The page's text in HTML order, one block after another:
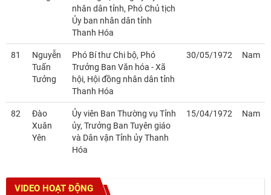
nhân dân tỉnh, Phó Chủ tịch
Ủy ban nhân dân tỉnh
Thanh Hóa
81
Nguyễn
Tuấn
Tưởng
Phó Bí thư Chi bộ, Phó
Trưởng Ban Văn hóa - Xã
hội, Hội đồng nhân dân tỉnh
Thanh Hóa
30/05/1972 Nam
82
Đào
Xuân
Yên
Ủy viên Ban Thường vụ Tỉnh
ủy, Trưởng Ban Tuyên giáo
và Dân vận Tỉnh ủy Thanh
Hóa
15/04/1972 Nam
VIDEO HOẠT ĐỘNG